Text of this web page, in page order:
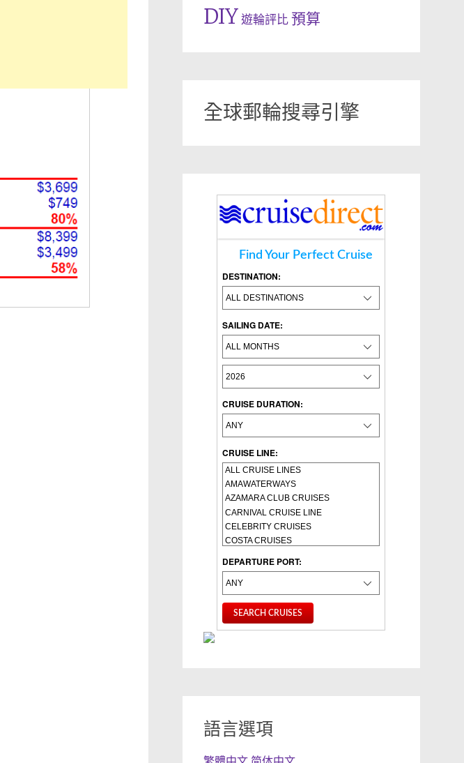
DIY遊輪評比預算
全球郵輪搜尋引擎
Find Your Perfect Cruise
DESTINATION:
SAILING DATE:
CRUISE DURATION:
CRUISE LINE:
DEPARTURE PORT:
語言選項